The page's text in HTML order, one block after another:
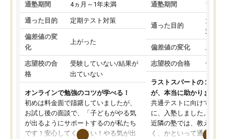
通塾期間 4ヵ月～1年未満
通った目的 定期テスト対策
偏差値の変
化
上がった
志望校の合
格
受験していない/結果が
出ていない
オンラインで勉強のコツが学べる！
初めは料金面で躊躇していましたが、
お試し後の面談で、「子どもがやる気
が出るようにサポートするのが私たち
です！安心してください！やる気が出
通塾期間 1～3
通った目的
大学
対策
偏差値の変化 上が
志望校の合格 合格
ラストスパートの１か月
が、本当に助かりました
共通テストに向けての追
に、入塾しました。田舎
近隣の塾では、教えても
く、かといって通うには